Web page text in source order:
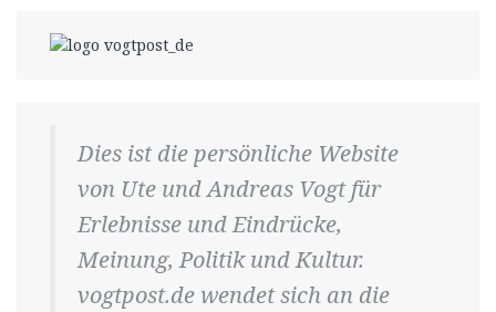
Dies ist die persönliche Website
von Ute und Andreas Vogt für
Erlebnisse und Eindrücke,
Meinung, Politik und Kultur.
vogtpost.de wendet sich an die